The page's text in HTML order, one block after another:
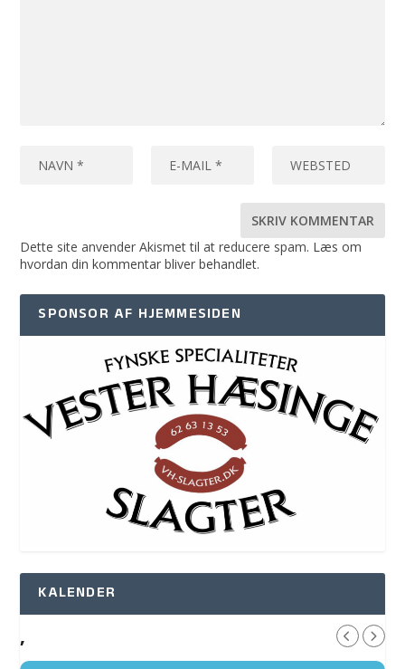
Dette site anvender Akismet til at reducere spam. Læs om
hvordan din kommentar bliver behandlet.
SPONSOR AF HJEMMESIDEN
KALENDER
,